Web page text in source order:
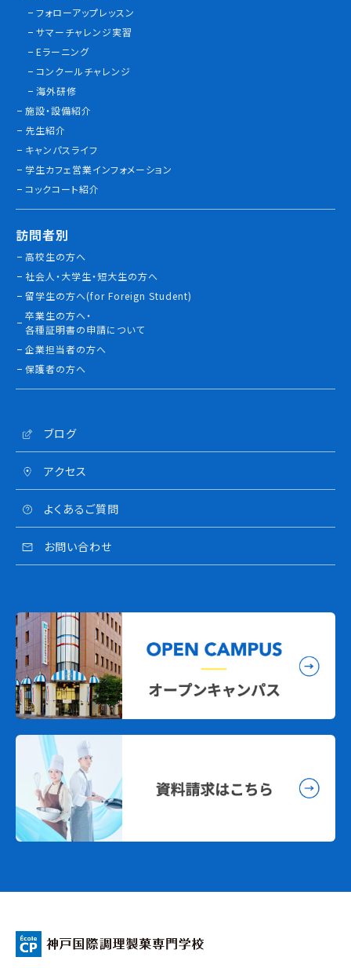
フォローアップレッスン
サマーチャレンジ実習
Eラーニング
コンクールチャレンジ
海外研修
施設・設備紹介
先生紹介
キャンパスライフ
学生カフェ営業インフォメーション
コックコート紹介
訪問者別
高校生の方へ
社会人・大学生・短大生の方へ
留学生の方へ(for Foreign Student)
卒業生の方へ・
各種証明書の申請について
企業担当者の方へ
保護者の方へ
ブログ
アクセス
よくあるご質問
お問い合わせ